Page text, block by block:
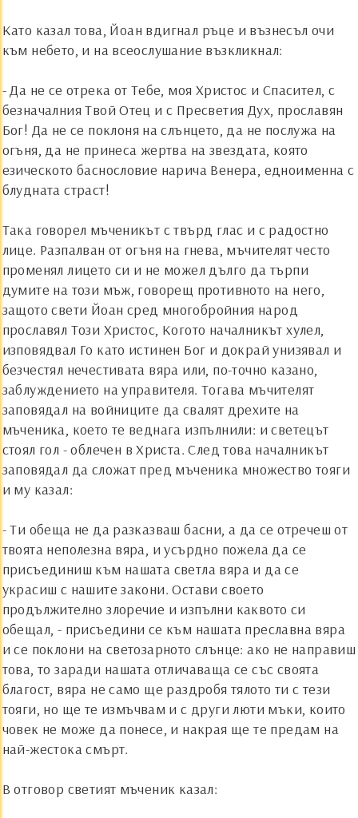
Като казал това, Йоан вдигнал ръце и възнесъл очи
към небето, и на всеослушание възкликнал:
- Да не се отрека от Тебе, моя Христос и Спасител, с
безначалния Твой Отец и с Пресветия Дух, прославян
Бог! Да не се поклоня на слънцето, да не послужа на
огъня, да не принеса жертва на звездата, която
езическото баснословие нарича Венера, едноименна с
блудната страст!
Така говорел мъченикът с твърд глас и с радостно
лице. Разпалван от огъня на гнева, мъчителят често
променял лицето си и не можел дълго да търпи
думите на този мъж, говорещ противното на него,
защото свети Йоан сред многобройния народ
прославял Този Христос, Когото началникът хулел,
изповядвал Го като истинен Бог и докрай унизявал и
безчестял нечестивата вяра или, по-точно казано,
заблуждението на управителя. Тогава мъчителят
заповядал на войниците да свалят дрехите на
мъченика, което те веднага изпълнили: и светецът
стоял гол - облечен в Христа. След това началникът
заповядал да сложат пред мъченика множество тояги
и му казал:
- Ти обеща не да разказваш басни, а да се отречеш от
твоята неполезна вяра, и усърдно пожела да се
присъединиш към нашата светла вяра и да се
украсиш с нашите закони. Остави своето
продължително злоречие и изпълни каквото си
обещал, - присъедини се към нашата преславна вяра
и се поклони на светозарното слънце: ако не направиш
това, то заради нашата отличаваща се със своята
благост, вяра не само ще раздробя тялото ти с тези
тояги, но ще те измъчвам и с други люти мъки, които
човек не може да понесе, и накрая ще те предам на
най-жестока смърт.
В отговор светият мъченик казал: